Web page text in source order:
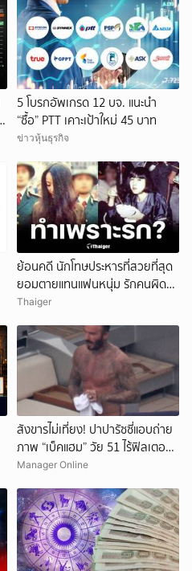
5 โบรกอัพเกรด 12 บจ. แนะนำ
“ซื้อ” PTT เคาะเป้าใหม่ 45 บาท
ข่าวหุ้นธุรกิจ
ย้อนคดี นักโทษประหารที่สวยที่สุด
ยอมตายแทนแฟนหนุ่ม รักคนผิด
ชีวิตดิ่งเหว
Thaiger
สังขารไม่เที่ยง! ปาปารัซซี่แอบถ่าย
ภาพ “เบ็คแฮม” วัย 51 ไร้ฟิลเตอร์
เผยให้เห็นผมบาง-ศีรษะล้าน
Manager Online